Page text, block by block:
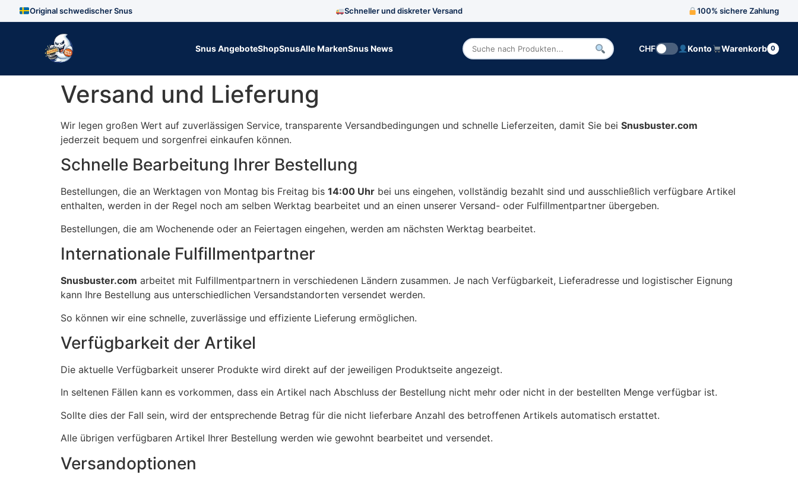
Original schwedischer Snus Schneller und diskreter Versand 100% sichere Zahlung
Snus AngeboteShopSnusAlle MarkenSnus News Zoek producten CHF Konto Warenkorb 0
Versand und Lieferung
Wir legen großen Wert auf zuverlässigen Service, transparente Versandbedingungen und schnelle Lieferzeiten, damit Sie bei Snusbuster.com
jederzeit bequem und sorgenfrei einkaufen können.
Schnelle Bearbeitung Ihrer Bestellung
Bestellungen, die an Werktagen von Montag bis Freitag bis 14:00 Uhr bei uns eingehen, vollständig bezahlt sind und ausschließlich verfügbare Artikel
enthalten, werden in der Regel noch am selben Werktag bearbeitet und an einen unserer Versand- oder Fulfillmentpartner übergeben.
Bestellungen, die am Wochenende oder an Feiertagen eingehen, werden am nächsten Werktag bearbeitet.
Internationale Fulfillmentpartner
Snusbuster.com arbeitet mit Fulfillmentpartnern in verschiedenen Ländern zusammen. Je nach Verfügbarkeit, Lieferadresse und logistischer Eignung
kann Ihre Bestellung aus unterschiedlichen Versandstandorten versendet werden.
So können wir eine schnelle, zuverlässige und effiziente Lieferung ermöglichen.
Verfügbarkeit der Artikel
Die aktuelle Verfügbarkeit unserer Produkte wird direkt auf der jeweiligen Produktseite angezeigt.
In seltenen Fällen kann es vorkommen, dass ein Artikel nach Abschluss der Bestellung nicht mehr oder nicht in der bestellten Menge verfügbar ist.
Sollte dies der Fall sein, wird der entsprechende Betrag für die nicht lieferbare Anzahl des betroffenen Artikels automatisch erstattet.
Alle übrigen verfügbaren Artikel Ihrer Bestellung werden wie gewohnt bearbeitet und versendet.
Versandoptionen